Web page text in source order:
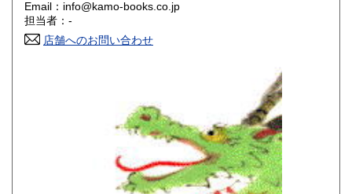
鳥取県 830円
岡山県 830円
830円
830円 福岡県
940円 長崎県
Email：info@kamo-books.co.jp
担当者：-
店舗へのお問い合わせ